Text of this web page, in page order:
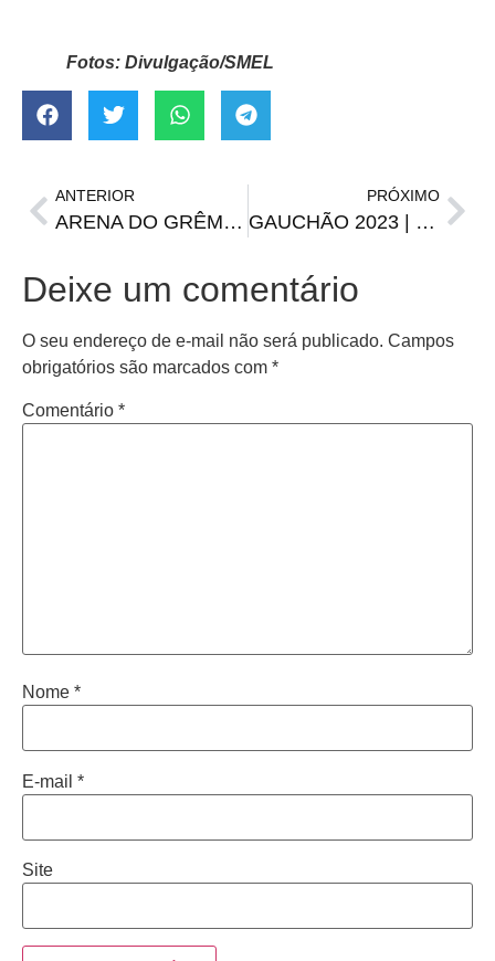
Fotos: Divulgação/SMEL
ANTERIOR
ARENA DO GRÊMIO | Uma década do primeiro jogo oficial
PRÓXIMO
GAUCHÃO 2023 | Veja como ficou a classificação após três rodadas
Deixe um comentário
O seu endereço de e-mail não será publicado. Campos
obrigatórios são marcados com *
Comentário *
Nome *
E-mail *
Site